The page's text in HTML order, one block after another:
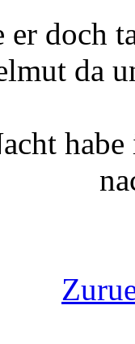
er doch
da